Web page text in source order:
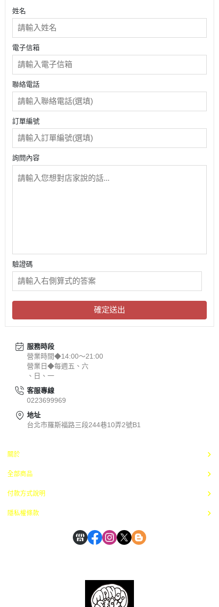
姓名
電子信箱
聯絡電話
訂單編號
詢問內容
驗證碼
確定送出
服務時段
營業時間◆14:00～21:00
營業日◆每週五、六
、日、一
客服專線
0223699969
地址
台北市羅斯福路三段244巷10弄2號B1
關於
全部商品
付款方式說明
隱私權條款